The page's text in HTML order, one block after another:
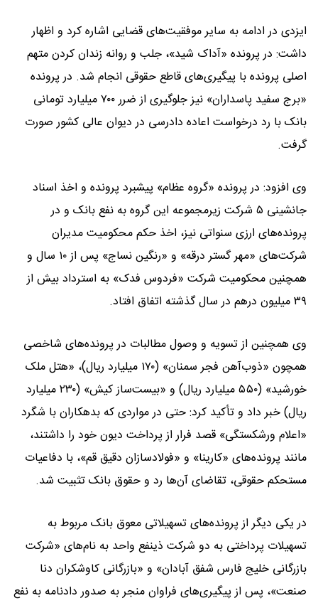
ایزدی در ادامه به سایر موفقیت‌های قضایی اشاره کرد و اظهار
داشت: در پرونده «آداک شید»، جلب و روانه زندان کردن متهم
اصلی پرونده با پیگیری‌های قاطع حقوقی انجام شد. در پرونده
«برج سفید پاسداران» نیز جلوگیری از ضرر ۷۰۰ میلیارد تومانی
بانک با رد درخواست اعاده دادرسی در دیوان عالی کشور صورت
گرفت.
وی افزود: در پرونده «گروه عظام» پیشبرد پرونده و اخذ اسناد
جانشینی ۵ شرکت زیرمجموعه این گروه به نفع بانک و در
پرونده‌های ارزی سنواتی نیز، اخذ حکم محکومیت مدیران
شرکت‌های «مهر گستر درقه» و «رنگین نساج» پس از ۱۰ سال و
همچنین محکومیت شرکت «فردوس فدک» به استرداد بیش از
۳۹ میلیون درهم در سال گذشته اتفاق افتاد.
وی همچنین از تسویه و وصول مطالبات در پرونده‌های شاخصی
همچون «ذوب‌آهن فجر سمنان» (۱۷۰ میلیارد ریال)، «هتل ملک
خورشید» (۵۵۰ میلیارد ریال) و «بیست‌ساز کیش» (۲۳۰ میلیارد
ریال) خبر داد و تأکید کرد: حتی در مواردی که بدهکاران با شگرد
«اعلام ورشکستگی» قصد فرار از پرداخت دیون خود را داشتند،
مانند پرونده‌های «کارینا» و «فولادسازان دقیق قم»، با دفاعیات
مستحکم حقوقی، تقاضای آن‌ها رد و حقوق بانک تثبیت شد.
در یکی دیگر از پرونده‌های تسهیلاتی معوق بانک مربوط به
تسهیلات پرداختی به دو شرکت ذینفع واحد به نام‌های «شرکت
بازرگانی خلیج فارس شفق آبادان» و «بازرگانی کاوشکران دنا
صنعت»، پس از پیگیری‌های فراوان منجر به صدور دادنامه به نفع